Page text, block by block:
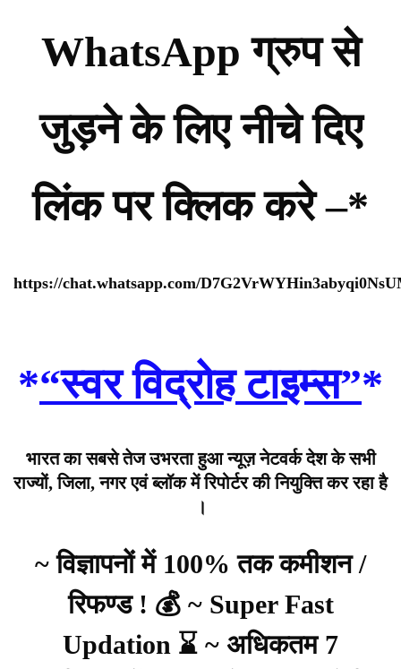
WhatsApp ग्रुप से
जुड़ने के लिए नीचे दिए
लिंक पर क्लिक करे –*
https://chat.whatsapp.com/
*“स्वर विद्रोह टाइम्स”*
भारत का सबसे तेज उभरता हुआ न्यूज़ नेटवर्क देश के सभी
राज्यों, जिला, नगर एवं ब्लॉक में रिपोर्टर की नियुक्ति कर रहा है
।
~ विज्ञापनों में 100% तक कमीशन /
रिफण्ड ! 💰 ~ Super Fast
Updation ⌛ ~ अधिकतम 7